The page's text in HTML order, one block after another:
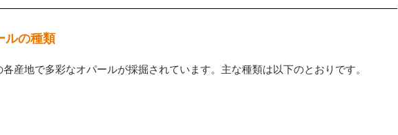
ルの種類
産地で多彩なオパールが採掘されています。主な種類は以下のとおりです。